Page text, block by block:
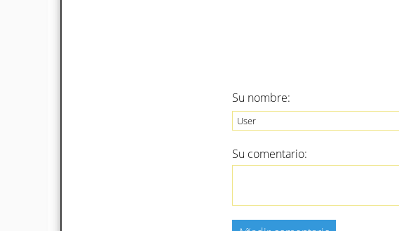
Su nombre:
Su comentario: